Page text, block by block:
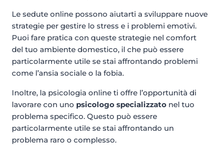
Le sedute online possono aiutarti a sviluppare nuove
strategie per gestire lo stress e i problemi emotivi.
Puoi fare pratica con queste strategie nel comfort
del tuo ambiente domestico, il che può essere
particolarmente utile se stai affrontando problemi
come l’ansia sociale o la fobia.
Inoltre, la psicologia online ti offre l’opportunità di
lavorare con uno psicologo specializzato nel tuo
problema specifico. Questo può essere
particolarmente utile se stai affrontando un
problema raro o complesso.